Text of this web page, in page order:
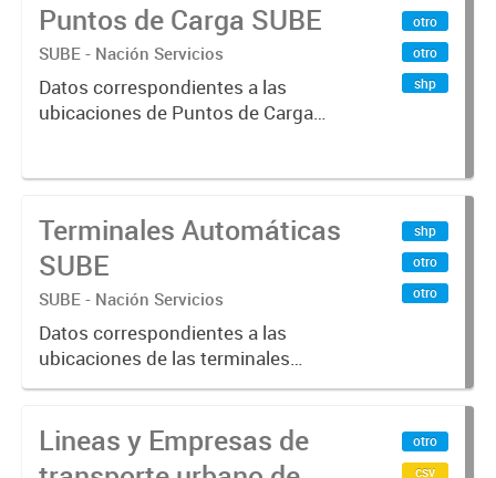
de viajes del sistema único de
boleto electrónico(SUBE) para el
periodo registrado...
Puntos de Carga SUBE
SUBE - Nación Servicios
Datos correspondientes a las
ubicaciones de Puntos de Carga
otro
otro
shp
Terminales Automáticas
SUBE
SUBE - Nación Servicios
Datos correspondientes a las
ubicaciones de las terminales
automáticas de auto servicio (TAS)
vigentes al 01/10/2019.-
shp
otro
otro
Lineas y Empresas de
otro
csv